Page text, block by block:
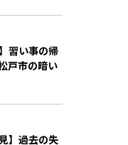
習い事の帰
戸市の暗い
】過去の失